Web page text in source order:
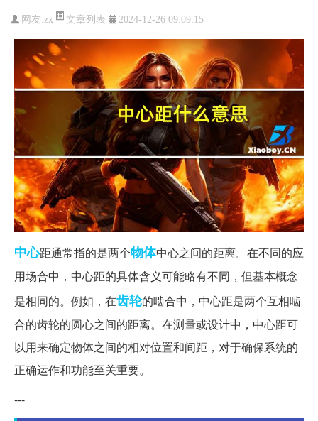
网友:zx 文章列表 2024-12-26 09:09:15
中心距通常指的是两个物体中心之间的距离。在不同的应
用场合中，中心距的具体含义可能略有不同，但基本概念
是相同的。例如，在齿轮的啮合中，中心距是两个互相啮
合的齿轮的圆心之间的距离。在测量或设计中，中心距可
以用来确定物体之间的相对位置和间距，对于确保系统的
正确运作和功能至关重要。
---